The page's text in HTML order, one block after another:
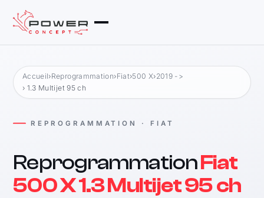
Accueil›Reprogrammation›Fiat›500 X›2019 ->
› 1.3 Multijet 95 ch
REPROGRAMMATION · FIAT
ReprogrammationFiat
500 X 1.3 Multijet 95 ch